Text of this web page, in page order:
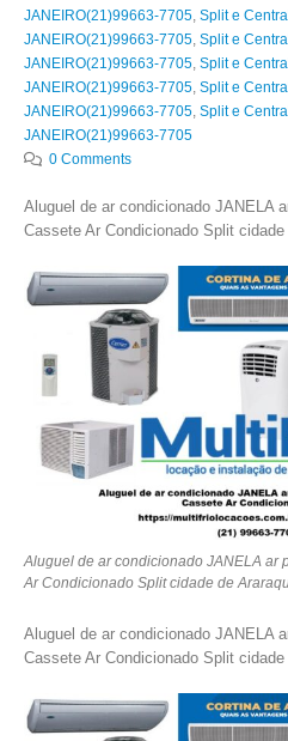
JANEIRO(21)99663-7705 Split e
JANEIRO(21)99663-7705 Split e
JANEIRO(21)99663-7705 Split e
JANEIRO(21)99663-7705 Split e
JANEIRO(21)99663-7705 Split e
JANEIRO(21)99663-7705
0 Comments
Aluguel de ar condicionado JANELA
Cassete Ar Condicionado Split cidade
Aluguel de ar condicionado JANELA ar
Ar Condicionado Split cidade de
Aluguel de ar condicionado JANELA
Cassete Ar Condicionado Split